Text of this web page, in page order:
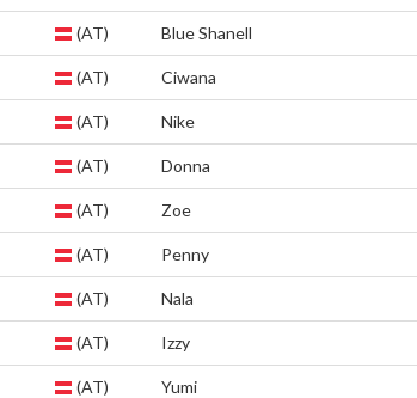
(AT) Blue Shanell
(AT) Ciwana
(AT) Nike
(AT) Donna
(AT) Zoe
(AT) Penny
(AT) Nala
(AT) Izzy
(AT) Yumi